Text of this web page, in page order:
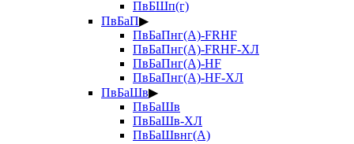
ПвБШп(г)
ПвБаП▶
ПвБаПнг(А)-FRHF
ПвБаПнг(А)-FRHF-ХЛ
ПвБаПнг(А)-HF
ПвБаПнг(А)-HF-ХЛ
ПвБаШв▶
ПвБаШв
ПвБаШв-ХЛ
ПвБаШвнг(А)